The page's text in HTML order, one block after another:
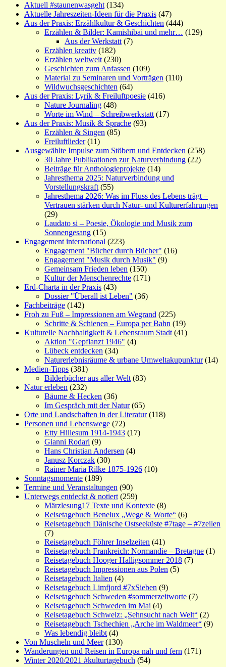
Aktuell #staunenwasgeht (134)
Aktuelle Jahreszeiten-Ideen für die Praxis (47)
Aus der Praxis: Erzählkultur & Geschichten (444)
Erzählen & Bilder: Kamishibai und mehr… (129)
Aus der Werkstatt (7)
Erzählen kreativ (182)
Erzählen weltweit (230)
Geschichten zum Anfassen (109)
Material zu Seminaren und Vorträgen (110)
Wildwuchsgeschichten (64)
Aus der Praxis: Lyrik & Freiluftpoesie (416)
Nature Journaling (48)
Worte im Wind – Schreibwerkstatt (17)
Aus der Praxis: Musik & Sprache (93)
Erzählen & Singen (85)
Freiluftlieder(11)
Ausgewählte Impulse zum Stöbern und Entdecken (258)
30 Jahre Publikationen zur Naturverbindung (22)
Beiträge für Anthologieprojekte (14)
Jahresthema 2025: Naturverbindung und
Vorstellungskraft (55)
Jahresthema 2026: Was im Fluss des Lebens trägt –
Vertrauen stärken durch Natur- und Kulturerfahrungen
(29)
Laudato si – Poesie, Ökologie und Musik zum
Sonnengesang (15)
Engagement international (223)
Engagement "Bücher durch Bücher" (16)
Engagement "Musik durch Musik" (9)
Gemeinsam Frieden leben (150)
Kultur der Menschenrechte (171)
Erd-Charta in der Praxis (43)
Dossier "Überall ist Leben" (36)
Fachbeiträge (142)
Froh zu Fuß – Impressionen am Wegrand (225)
Schritte & Schienen – Europa per Bahn (19)
Kulturelle Nachhaltigkeit & Lebensraum Stadt (41)
Aktion "Gepflanzt 1946" (4)
Lübeck entdecken (34)
Naturerlebnisräume & urbane Umweltakupunktur(14)
Medien-Tipps (381)
Bilderbücher aus aller Welt (83)
Natur erleben (232)
Bäume & Hecken (36)
Im Gespräch mit der Natur(65)
Orte und Landschaften in der Literatur(118)
Personen und Lebenswege (72)
Etty Hillesum 1914-1943 (17)
Gianni Rodari (9)
Hans Christian Andersen (4)
Janusz Korczak (30)
Rainer Maria Rilke 1875-1926 (10)
Sonntagsmomente (189)
Termine und Veranstaltungen (90)
Unterwegs entdeckt & notiert (259)
Märzlesung17 Texte und Kontexte (8)
Reisetagebuch Benelux „Wege & Worte“ (6)
Reisetagebuch Dänische Ostseeküste #7tage – #7zeilen
(7)
Reisetagebuch Föhrer Inselzeiten (41)
Reisetagebuch Frankreich: Normandie – Bretagne (1)
Reisetagebuch Hooger Halligsommer 2018 (7)
Reisetagebuch Impressionen aus Polen (5)
Reisetagebuch Italien (4)
Reisetagebuch Limfjord #7xSieben (9)
Reisetagebuch Schweden #sommerzeitworte (7)
Reisetagebuch Schweden im Mai (4)
Reisetagebuch Schweiz: „Sehnsucht nach Welt“ (2)
Reisetagebuch Tschechien „Arche im Waldmeer“ (9)
Was lebendig bleibt (4)
Von Muscheln und Meer(130)
Wanderungen und Reisen in Europa nah und fern (171)
Winter 2020/2021 #kulturtagebuch (54)